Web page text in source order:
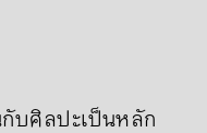
กับศิลปะเป็นหลัก